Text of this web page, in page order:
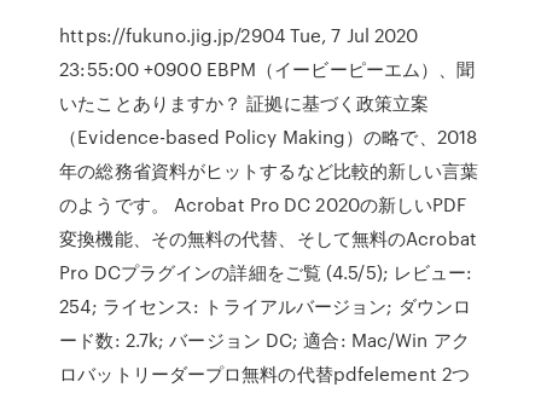
https://fukuno.jig.jp/2904 Tue, 7 Jul 2020
23:55:00 +0900 EBPM（イービーピーエム）、聞
いたことありますか？ 証拠に基づく政策立案
（Evidence-based Policy Making）の略で、2018
年の総務省資料がヒットするなど比較的新しい言葉
のようです。 Acrobat Pro DC 2020の新しいPDF
変換機能、その無料の代替、そして無料のAcrobat
Pro DCプラグインの詳細をご覧 (4.5/5); レビュー:
254; ライセンス: トライアルバージョン; ダウンロ
ード数: 2.7k; バージョン DC; 適合: Mac/Win アク
ロバットリーダープロ無料の代替pdfelement 2つ